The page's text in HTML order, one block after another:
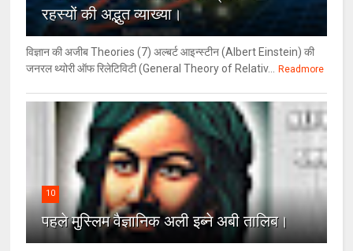
रहस्‍यों की अद्भुत व्‍याख्‍या।
विज्ञान की अजीब Theories (7) अल्‍बर्ट आइन्स्टीन (Albert Einstein) की
जनरल थ्योरी ऑफ रिलेटिविटी (General Theory of Relativ...
Readmore
10
पहले मुस्लिम वैज्ञानिक अली इब्ने अबी तालिब।